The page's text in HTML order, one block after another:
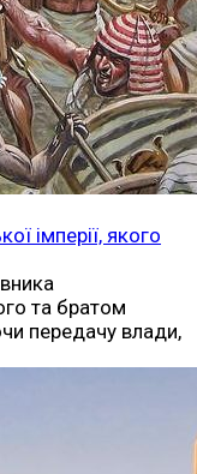
імперії, якого
та братом
передачу влади,